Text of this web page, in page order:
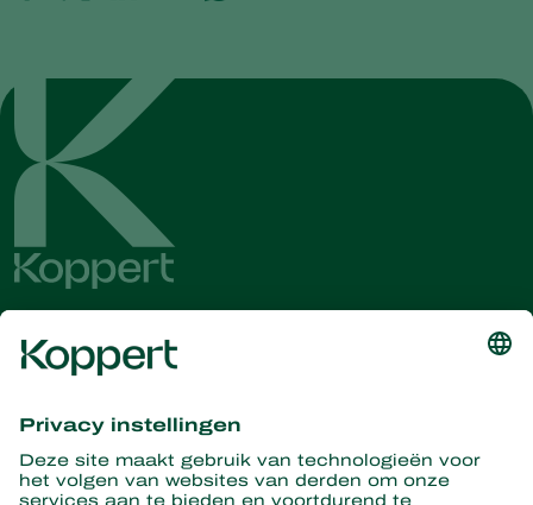
Ontvang het laatste nieuws en
informatie
Hier aanmelden